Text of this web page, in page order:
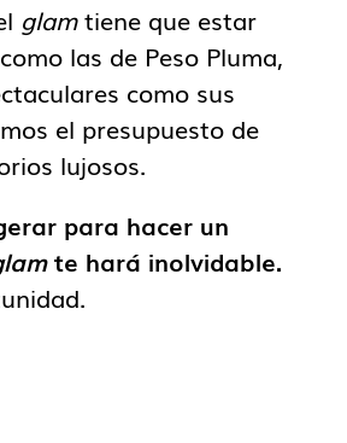
glamtiene que estar
como las de Peso Pluma,
como sus
el presupuesto de
lujosos.
para hacer un
te hará inolvidable.